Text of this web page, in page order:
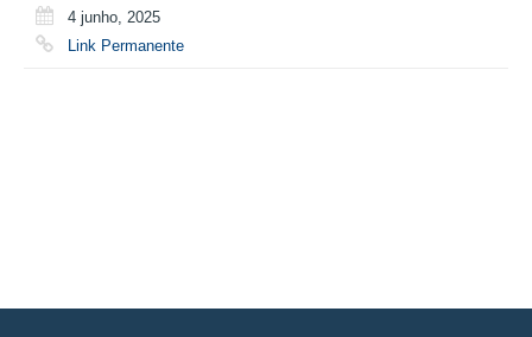
4 junho, 2025
Link Permanente